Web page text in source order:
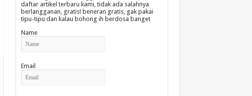
daftar artikel terbaru kami, tidak ada salahnya
berlangganan, gratis! beneran gratis, gak pakai
tipu-tipu dan kalau bohong ih berdosa banget
Name
Email